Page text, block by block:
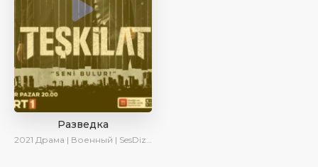
Разведка
2021 Драма | Военный | SesDizi | AveTurk